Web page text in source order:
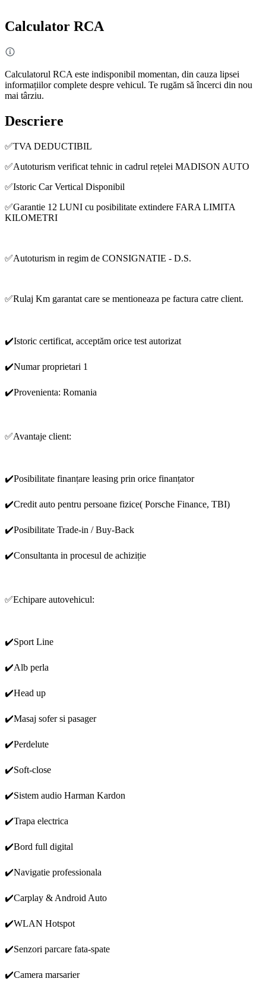
Calculator RCA
Calculatorul RCA este indisponibil momentan, din cauza lipsei
informațiilor complete despre vehicul. Te rugăm să încerci din nou
mai târziu.
Descriere
✅TVA DEDUCTIBIL
✅Autoturism verificat tehnic in cadrul rețelei MADISON AUTO
✅Istoric Car Vertical Disponibil
✅Garantie 12 LUNI cu posibilitate extindere FARA LIMITA
KILOMETRI
✅Autoturism in regim de CONSIGNATIE - D.S.
✅Rulaj Km garantat care se mentioneaza pe factura catre client.
✔️Istoric certificat, acceptăm orice test autorizat
✔️Numar proprietari 1
✔️Provenienta: Romania
✅Avantaje client:
✔️Posibilitate finanțare leasing prin orice finanțator
✔️Credit auto pentru persoane fizice( Porsche Finance, TBI)
✔️Posibilitate Trade-in / Buy-Back
✔️Consultanta in procesul de achiziție
✅Echipare autovehicul:
✔️Sport Line
✔️Alb perla
✔️Head up
✔️Masaj sofer si pasager
✔️Perdelute
✔️Soft-close
✔️Sistem audio Harman Kardon
✔️Trapa electrica
✔️Bord full digital
✔️Navigatie professionala
✔️Carplay & Android Auto
✔️WLAN Hotspot
✔️Senzori parcare fata-spate
✔️Camera marsarier